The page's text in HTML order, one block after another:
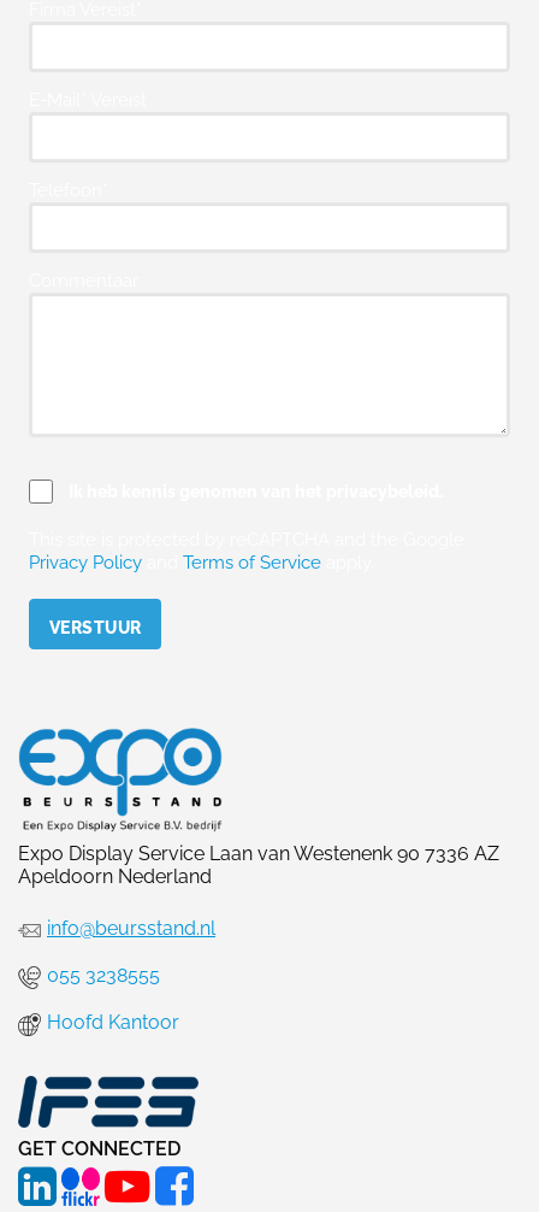
Privacy Policy
Terms of Service
Expo Display Service Laan van Westenenk 90 7336 AZ
Apeldoorn Nederland
info@beursstand.nl
055 3238555
Hoofd Kantoor
GET CONNECTED